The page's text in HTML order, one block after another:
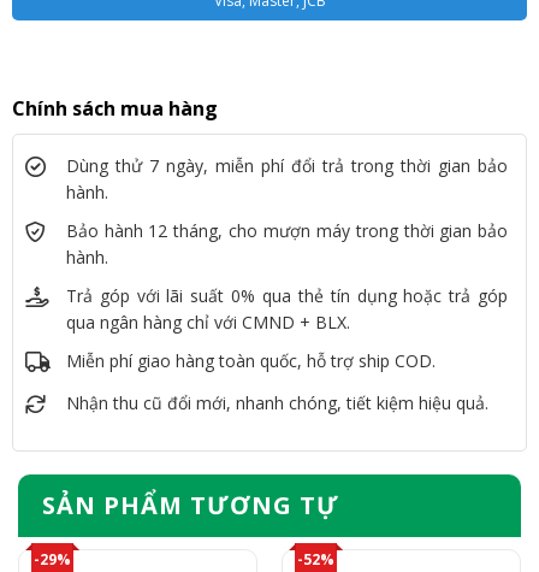
Chính sách mua hàng
Dùng thử 7 ngày, miễn phí đổi trả trong thời gian bảo
hành.
Bảo hành 12 tháng, cho mượn máy trong thời gian bảo
hành.
Trả góp với lãi suất 0% qua thẻ tín dụng hoặc trả góp
qua ngân hàng chỉ với CMND + BLX.
Miễn phí giao hàng toàn quốc, hỗ trợ ship COD.
Nhận thu cũ đổi mới, nhanh chóng, tiết kiệm hiệu quả.
SẢN PHẨM TƯƠNG TỰ
-29% -52%